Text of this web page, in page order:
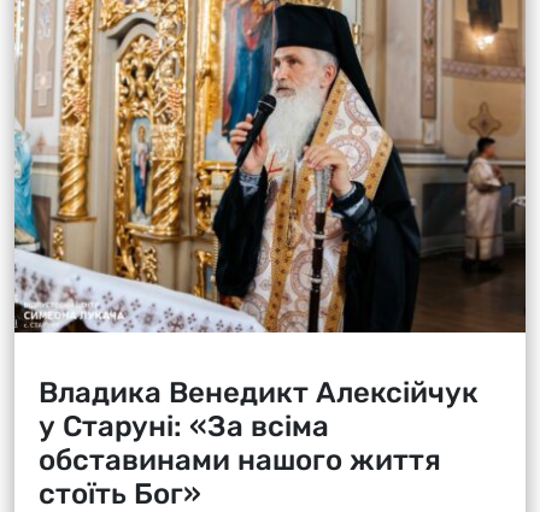
Владика Венедикт Алексійчук
у Старуні: «За всіма
обставинами нашого життя
стоїть Бог»